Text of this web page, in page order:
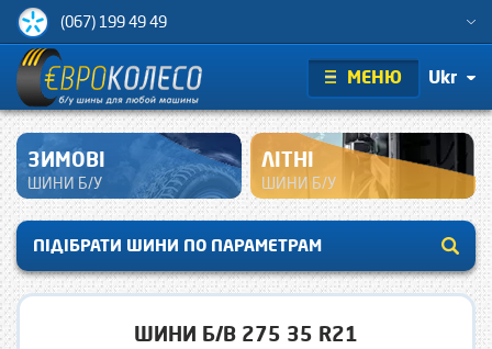
(067) 199 49 49
МЕНЮ Ukr
ЗИМОВІ
ШИНИ Б/У
ЛІТНІ
ШИНИ Б/У
ПІДІБРАТИ ШИНИ ПО ПАРАМЕТРАМ
ШИНИ Б/В 275 35 R21